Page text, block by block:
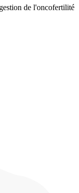
de l'oncofertilité